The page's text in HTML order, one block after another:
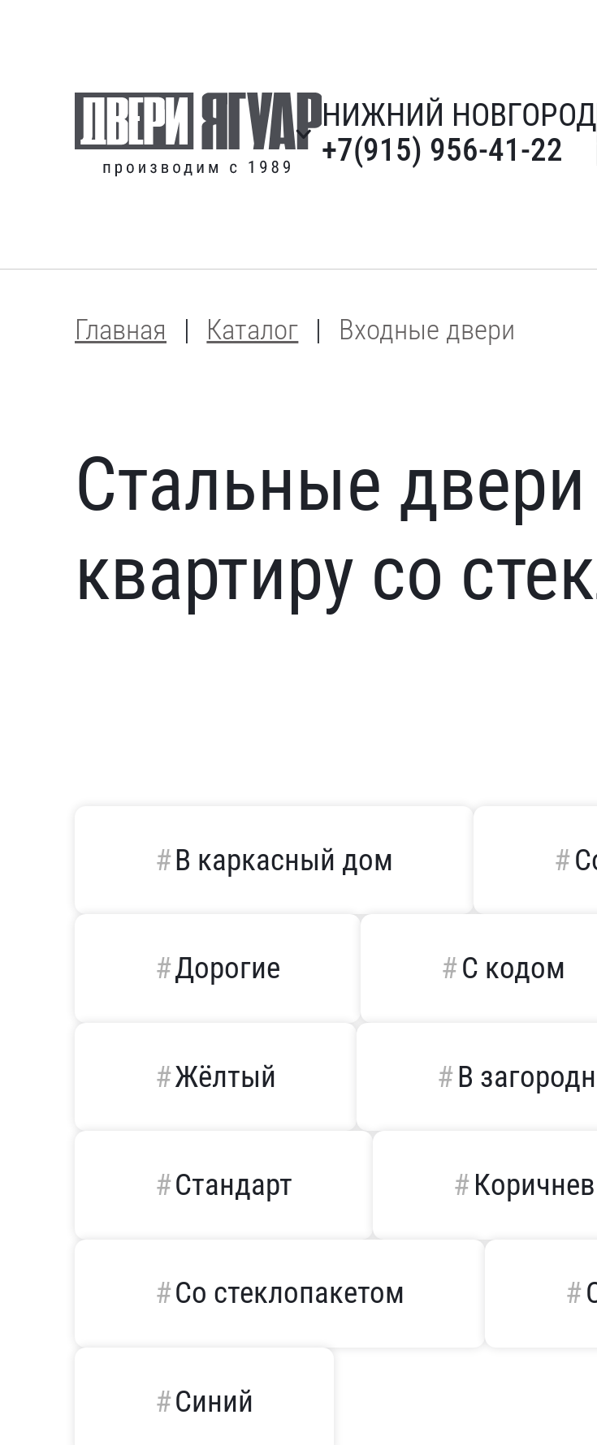
НИЖНИЙ НОВГОРОД
+7(915) 956-41-22
Главная Каталог Входные двери
Стальные
квартиру со
В каркасный дом
Дорогие С кодом
Жёлтый В
Стандарт
Со стеклопакетом
Синий